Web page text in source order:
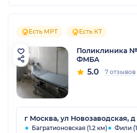
Есть МРТ Есть КТ
Поликлиника
ФМБА
5.0 7 отзывов
г Москва, ул Новозаводская, д
Багратионовская (1.2 км)
Фили